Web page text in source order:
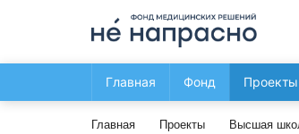
Главная Фонд Проекты
Главная Проекты Высшая